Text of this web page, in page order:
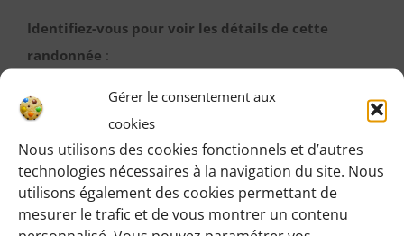
Gérer le consentement aux
cookies
Nous utilisons des cookies fonctionnels et d’autres
technologies nécessaires à la navigation du site. Nous
utilisons également des cookies permettant de
mesurer le trafic et de vous montrer un contenu
Identifiez-vous pour voir les détails de cette
randonnée :
accéder à toutes les informations de rendez-vous,
M’IDENTIFIER